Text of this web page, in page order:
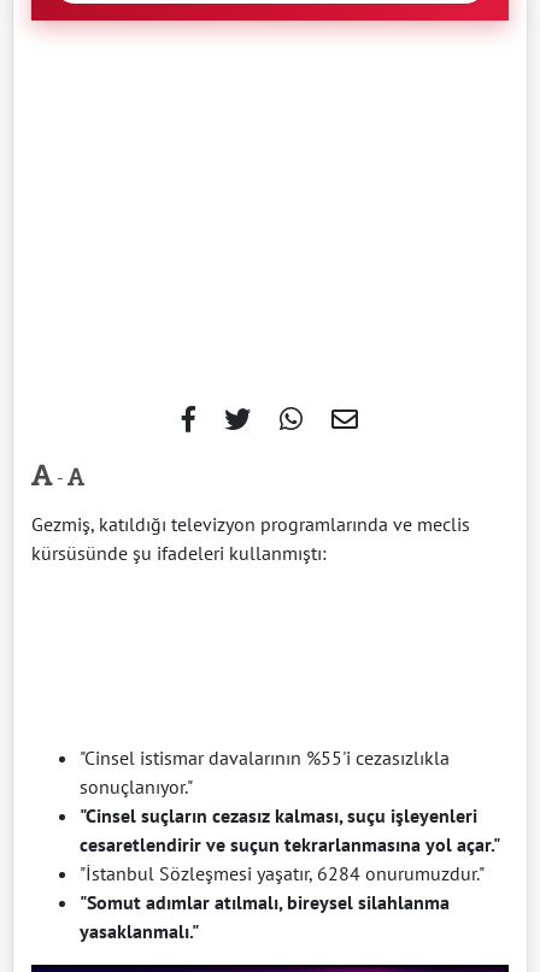
-
Gezmiş, katıldığı televizyon programlarında ve meclis
kürsüsünde şu ifadeleri kullanmıştı:
"Cinsel istismar davalarının %55'i cezasızlıkla
sonuçlanıyor."
"Cinsel suçların cezasız kalması, suçu işleyenleri
cesaretlendirir ve suçun tekrarlanmasına yol açar."
"İstanbul Sözleşmesi yaşatır, 6284 onurumuzdur."
"Somut adımlar atılmalı, bireysel silahlanma
yasaklanmalı."